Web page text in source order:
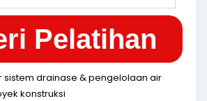
Pelatihan
sistem drainase & pengelolaan air
konstruksi